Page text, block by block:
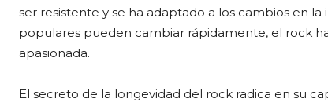
ser resistente y se ha adaptado a los cambios en
populares pueden cambiar rápidamente, el rock
apasionada.
El secreto de la longevidad del rock radica en su